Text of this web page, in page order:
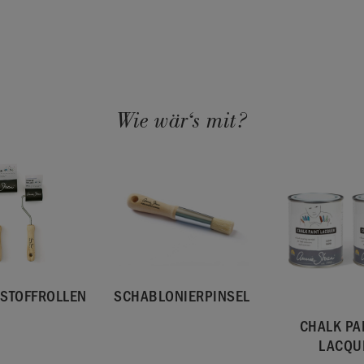
Wie wär‘s mit?
SCHABLONIERPINSEL
CHALK